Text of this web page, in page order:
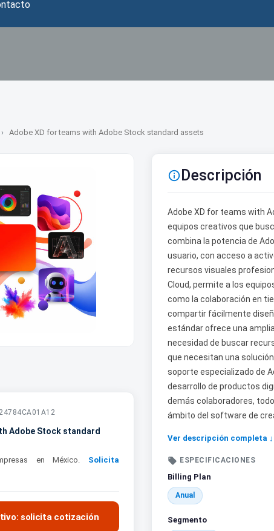
Adobe XD for teams with Adobe Stock standard assets
Adobe Stock standard
en México. Solicita
solicita cotización
 Descripción
Adobe XD for teams with
equipos creativos que
combina la potencia de
usuario, con acceso a
recursos visuales
Cloud, permite a los
como la colaboración en
compartir fácilmente
estándar ofrece una
necesidad de buscar
que necesitan una
soporte especializado de
desarrollo de productos
demás colaboradores,
ámbito del software de
Ver descripción completa ↓
 ESPECIFICACIONES
Billing Plan
Anual
Segmento